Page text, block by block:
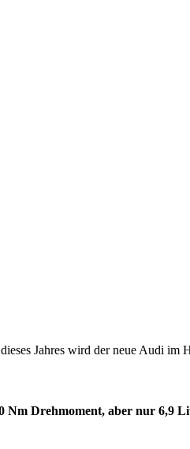
Jahres wird der neue Audi im
Nm Drehmoment, aber nur 6,9